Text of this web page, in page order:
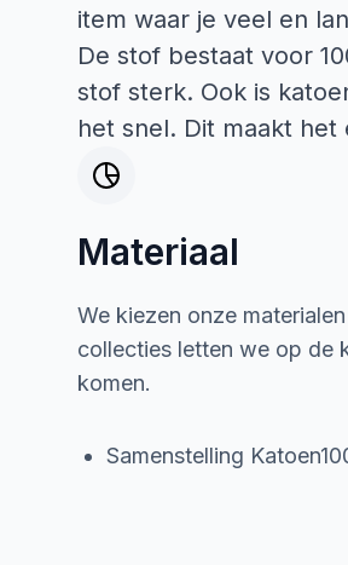
item waar je veel en
De stof bestaat voor
stof sterk. Ook is
het snel. Dit maakt
Materiaal
We kiezen onze
collecties letten we op de
komen.
Samenstelling